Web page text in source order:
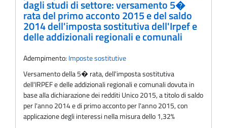
dagli studi di settore: versamento 5�
rata del primo acconto 2015 e del saldo
2014 dell'imposta sostitutiva dell'Irpef e
delle addizionali regionali e comunali
Adempimento: Imposte sostitutive
Versamento della 5� rata, dell'imposta sostitutiva
dell'IRPEF e delle addizionali regionali e comunali dovuta in
base alla dichiarazione dei redditi Unico 2015, a titolo di saldo
per l'anno 2014 e di primo acconto per l'anno 2015, con
applicazione degli interessi nella misura dello 1,32%